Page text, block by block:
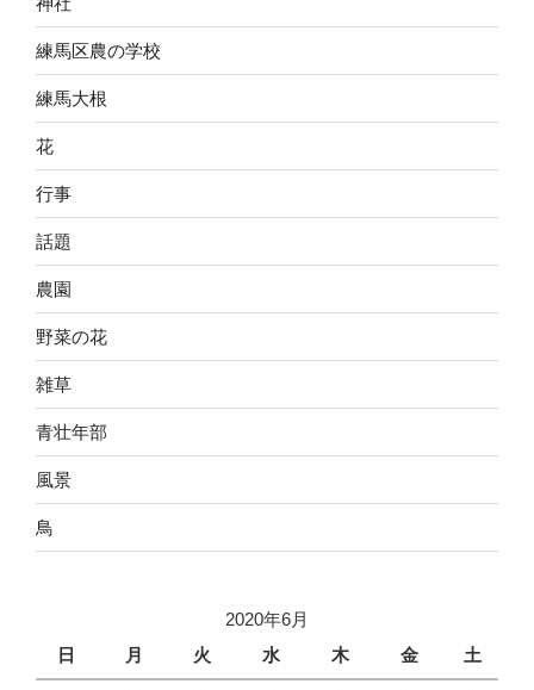
練馬区農の学校
練馬大根
花
行事
話題
農園
野菜の花
雑草
青壮年部
風景
鳥
2020年6月
日
月 火 水 木 金 土